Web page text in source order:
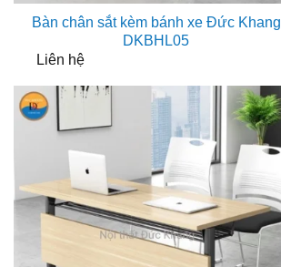
Bàn chân sắt kèm bánh xe Đức Khang
DKBHL05
Liên hệ